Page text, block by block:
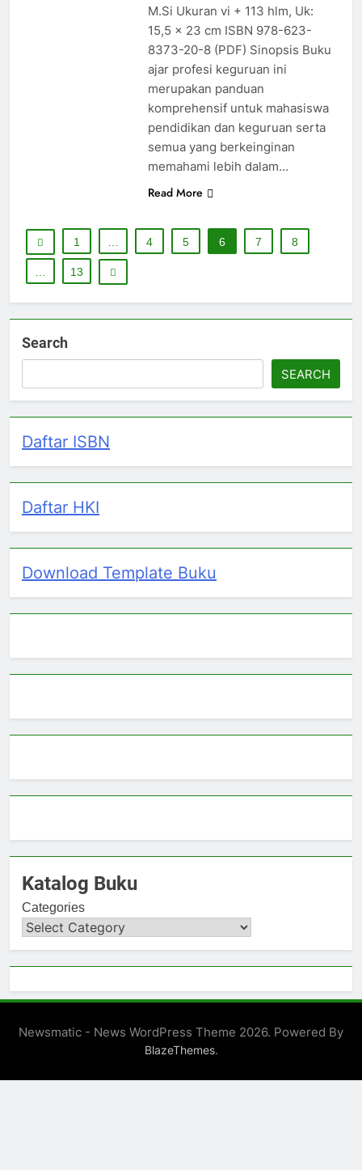
M.Si Ukuran vi + 113 hlm, Uk:
15,5 x 23 cm ISBN 978-623-
8373-20-8 (PDF) Sinopsis Buku
ajar profesi keguruan ini
merupakan panduan
komprehensif untuk mahasiswa
pendidikan dan keguruan serta
semua yang berkeinginan
memahami lebih dalam…
Read More
1 4 5 6 7 8
13
Search
SEARCH
Daftar ISBN
Daftar HKI
Download Template Buku
Katalog Buku
Categories
Newsmatic - News WordPress Theme 2026. Powered By
BlazeThemes.